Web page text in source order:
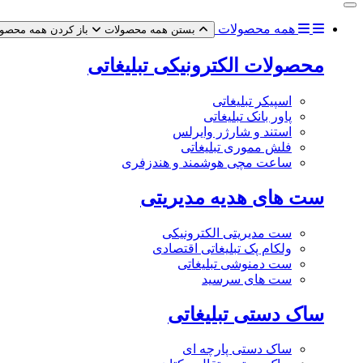
همه محصولات بستن همه محصولات باز کردن همه
محصولات الکترونیکی تبلیغاتی
اسپیکر تبلیغاتی
پاور بانک تبلیغاتی
استند و شارژر وایرلس
فلش مموری تبلیغاتی
ساعت مچی هوشمند و هندزفری
ست های هدیه مدیریتی
ست مدیریتی الکترونیکی
ولکام پک تبلیغاتی اقتصادی
ست دمنوشی تبلیغاتی
ست های سرسید
ساک دستی تبلیغاتی
ساک دستی پارچه ای